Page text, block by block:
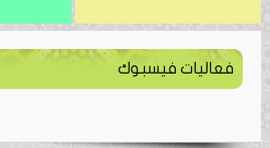
فعاليات فيسبوك